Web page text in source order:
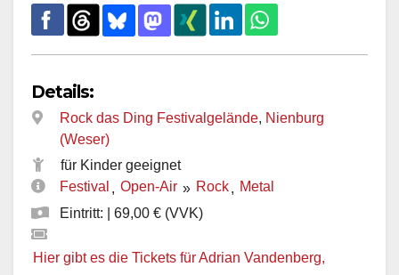
Details:
Rock das Ding Festivalgelände, Nienburg
(Weser)
für Kinder geeignet
Festival , Open-Air » Rock, Metal
Eintritt: | 69,00 € (VVK)
Hier gibt es die Tickets für Adrian Vandenberg,